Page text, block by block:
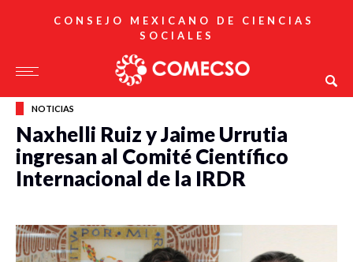
CONSEJO MEXICANO DE CIENCIAS
SOCIALES
NOTICIAS
Naxhelli Ruiz y Jaime Urrutia
ingresan al Comité Científico
Internacional de la IRDR